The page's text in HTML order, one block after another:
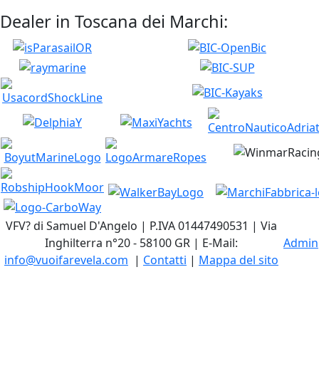
Dealer in Toscana dei Marchi:
VFV? di Samuel D'Angelo | P.IVA 01447490531 | Via
Inghilterra n°20 - 58100 GR | E-Mail:
info@vuoifarevela.com | Contatti | Mappa del sito
Admin